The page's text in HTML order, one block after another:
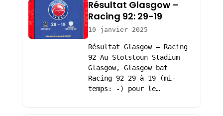
Résultat Glasgow –
Racing 92: 29-19
10 janvier 2025
Résultat Glasgow – Racing
92 Au Stotstoun Stadium
Glasgow, Glasgow bat
Racing 92 29 à 19 (mi-
temps: -) pour le…